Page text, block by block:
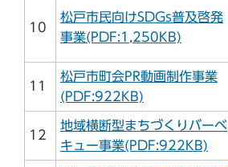
10
松戸市民向けSDGs普及啓発
事業(PDF:1,250KB)
11
松戸市町会PR動画制作事業
(PDF:922KB)
12
地域横断型まちづくりバーベ
キュー事業(PDF:922KB)